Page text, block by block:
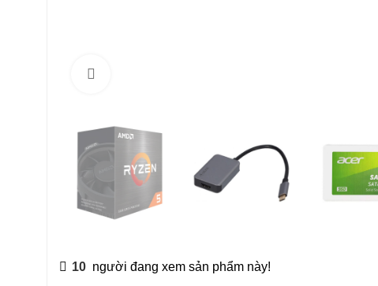
10 người đang xem sản phẩm này!